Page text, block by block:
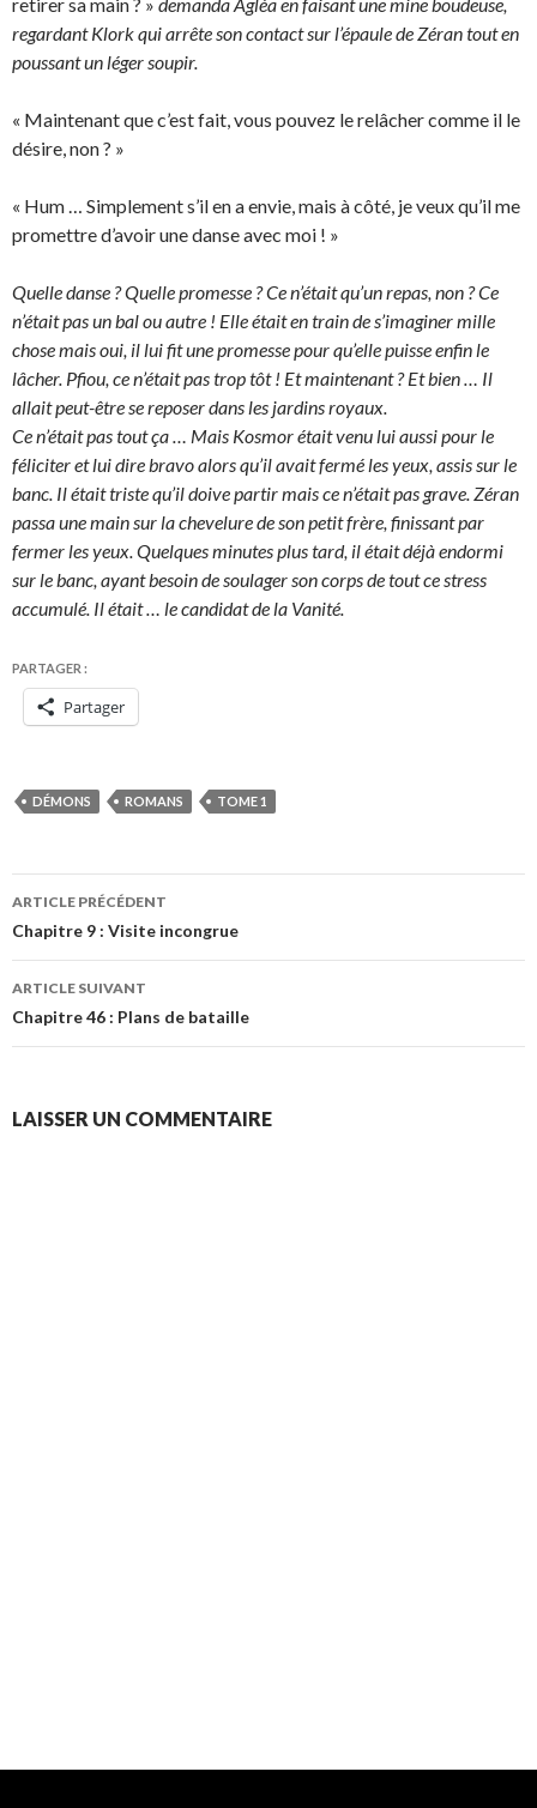
regardant Klork qui arrête son contact sur l’épaule de Zéran tout en
poussant un léger soupir.
« Maintenant que c’est fait, vous pouvez le relâcher comme il le
désire, non ? »
« Hum … Simplement s’il en a envie, mais à côté, je veux qu’il me
promettre d’avoir une danse avec moi ! »
Quelle danse ? Quelle promesse ? Ce n’était qu’un repas, non ? Ce
n’était pas un bal ou autre ! Elle était en train de s’imaginer mille
chose mais oui, il lui fit une promesse pour qu’elle puisse enfin le
lâcher. Pfiou, ce n’était pas trop tôt ! Et maintenant ? Et bien … Il
allait peut-être se reposer dans les jardins royaux.
Ce n’était pas tout ça … Mais Kosmor était venu lui aussi pour le
féliciter et lui dire bravo alors qu’il avait fermé les yeux, assis sur le
banc. Il était triste qu’il doive partir mais ce n’était pas grave. Zéran
passa une main sur la chevelure de son petit frère, finissant par
fermer les yeux. Quelques minutes plus tard, il était déjà endormi
sur le banc, ayant besoin de soulager son corps de tout ce stress
accumulé. Il était … le candidat de la Vanité.
PARTAGER :
Partager
DÉMONS ROMANS TOME 1
Navigation
des
articles
ARTICLE PRÉCÉDENT
Chapitre 9 : Visite incongrue
ARTICLE SUIVANT
Chapitre 46 : Plans de bataille
LAISSER UN COMMENTAIRE